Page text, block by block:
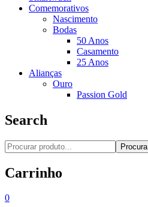
Comemorativos
Nascimento
Bodas
50 Anos
Casamento
25 Anos
Alianças
Ouro
Passion Gold
Search
Procura
Carrinho
0